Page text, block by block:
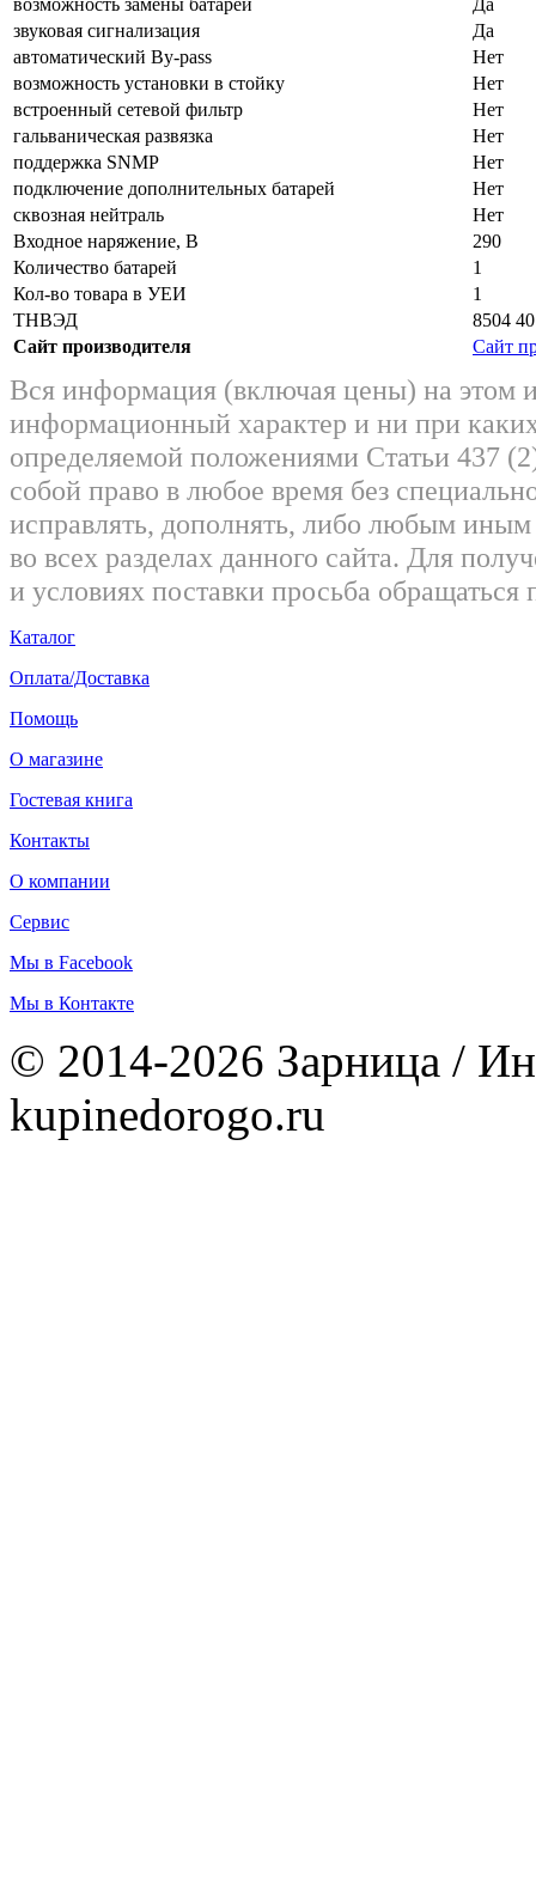
звуковая сигнализация
Да
автоматический By-pass
Нет
возможность установки в стойку
Нет
встроенный сетевой фильтр
Нет
гальваническая развязка
Нет
поддержка SNMP
Нет
подключение дополнительных батарей
Нет
сквозная нейтраль
Нет
Входное наряжение, В
290
Количество батарей
1
Кол-во товара в УЕИ
1
ТНВЭД
8504
Сайт производителя
Сайт
Вся информация (включая цены) на этом
информационный характер и ни при
определяемой положениями Статьи 437
собой право в любое время без
исправлять, дополнять, либо любым
во всех разделах данного сайта. Для
и условиях поставки просьба
Каталог
Оплата/Доставка
Помощь
О магазине
Гостевая книга
Контакты
О компании
Сервис
Мы в Facebook
Мы в Контакте
© 2014-2026 Зарница /
kupinedorogo.ru